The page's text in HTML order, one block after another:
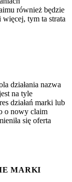
również będzie
tym ta strata
działania nazwa
na tyle
działań marki lub
o nowy claim
się oferta
MARKI